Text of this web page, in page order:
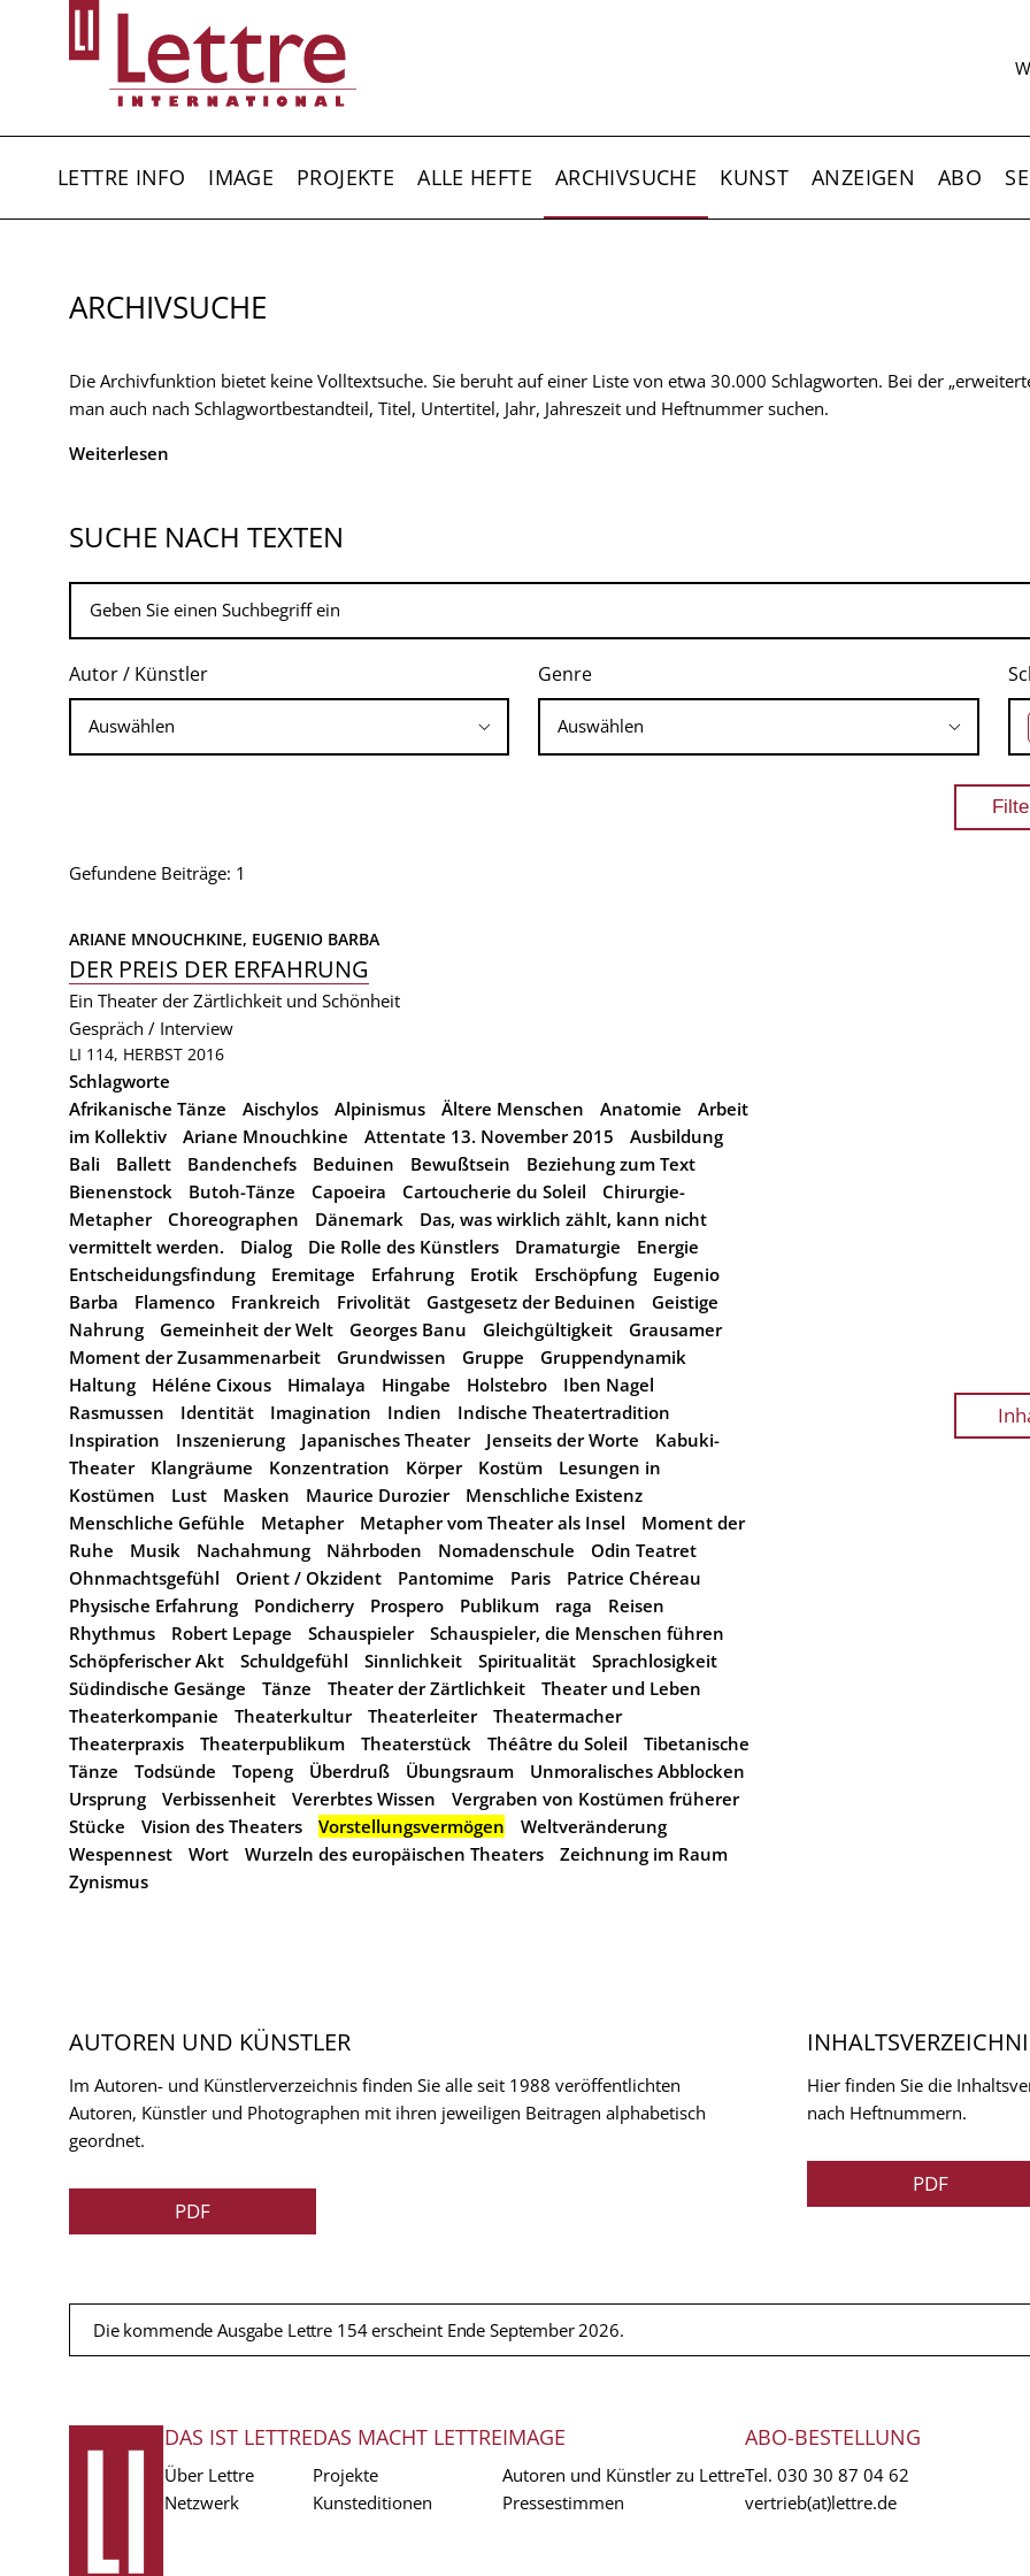
LETTRE INFO IMAGE PROJEKTE ALLE HEFTE ARCHIVSUCHE KUNST ANZEIGEN ABO
ARCHIVSUCHE
Die Archivfunktion bietet keine Volltextsuche. Sie beruht auf einer Liste von etwa 30.000 Schlagworten. Bei der
man auch nach Schlagwortbestandteil, Titel, Untertitel, Jahr, Jahreszeit und Heftnummer suchen.
Weiterlesen
SUCHE NACH TEXTEN
Autor / Künstler Genre
Gefundene Beiträge: 1
ARIANE MNOUCHKINE, EUGENIO BARBA
DER PREIS DER ERFAHRUNG
Ein Theater der Zärtlichkeit und Schönheit
Gespräch / Interview
LI 114, HERBST 2016
Schlagworte
Afrikanische Tänze
Aischylos Alpinismus Ältere Menschen Anatomie
Arbeit
im Kollektiv
Ariane Mnouchkine Attentate 13. November 2015
Ausbildung
Bali
Ballett Bandenchefs Beduinen Bewußtsein
Beziehung zum Text
Bienenstock
Butoh-Tänze Capoeira Cartoucherie du Soleil
Chirurgie-
Metapher
Choreographen Dänemark
Das, was wirklich zählt, kann nicht
vermittelt werden.
Dialog Die Rolle des Künstlers Dramaturgie
Energie
Entscheidungsfindung
Eremitage Erfahrung Erotik Erschöpfung
Eugenio
Barba
Flamenco Frankreich Frivolität Gastgesetz der Beduinen
Geistige
Nahrung
Gemeinheit der Welt Georges Banu Gleichgültigkeit
Grausamer
Moment der Zusammenarbeit
Grundwissen Gruppe
Gruppendynamik
Haltung
Héléne Cixous Himalaya Hingabe Holstebro
Iben Nagel
Rasmussen
Identität Imagination Indien
Indische Theatertradition
Inspiration
Inszenierung Japanisches Theater Jenseits der Worte
Kabuki-
Theater
Klangräume Konzentration Körper Kostüm
Lesungen in
Kostümen
Lust Masken Maurice Durozier
Menschliche Existenz
Menschliche Gefühle
Metapher Metapher vom Theater als Insel
Moment der
Ruhe
Musik Nachahmung Nährboden Nomadenschule
Odin Teatret
Ohnmachtsgefühl
Orient / Okzident Pantomime Paris
Patrice Chéreau
Physische Erfahrung
Pondicherry Prospero Publikum raga
Reisen
Rhythmus
Robert Lepage Schauspieler
Schauspieler, die Menschen führen
Schöpferischer Akt
Schuldgefühl Sinnlichkeit Spiritualität
Sprachlosigkeit
Südindische Gesänge
Tänze Theater der Zärtlichkeit
Theater und Leben
Theaterkompanie
Theaterkultur Theaterleiter
Theatermacher
Theaterpraxis
Theaterpublikum Theaterstück Théâtre du Soleil
Tibetanische
Tänze
Todsünde Topeng Überdruß Übungsraum
Unmoralisches Abblocken
Ursprung
Verbissenheit Vererbtes Wissen
Vergraben von Kostümen früherer
Stücke
Vision des Theaters Vorstellungsvermögen
Weltveränderung
Wespennest
Wort Wurzeln des europäischen Theaters
Zeichnung im Raum
Zynismus
AUTOREN UND KÜNSTLER
Im Autoren- und Künstlerverzeichnis finden Sie alle seit 1988 veröffentlichten
Autoren, Künstler und Photographen mit ihren jeweiligen Beitragen alphabetisch
geordnet.
PDF
Hier finden Sie die
nach Heftnummern.
PDF
Die kommende Ausgabe Lettre 154 erscheint Ende September 2026.
FUSSZEILE
DAS IST LETTRE
Über Lettre
Netzwerk
DAS MACHT LETTRE
Projekte
Kunsteditionen
IMAGE
Autoren und Künstler zu Lettre
Pressestimmen
ABO-BESTELLUNG
Tel. 030 30 87 04 62
vertrieb(at)lettre.de